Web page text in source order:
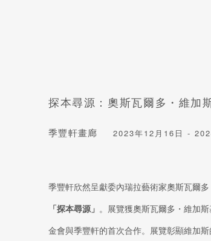
探本尋源：奧斯瓦爾多・維加
季豐軒畫廊 2023年12月16日 -
季豐軒欣然呈獻委內瑞拉藝術家奧斯瓦爾
「探本尋源」 。展覽獲奧斯瓦爾多 ・ 維加
金會與季豐軒的首次合作。展覽彰顯維加